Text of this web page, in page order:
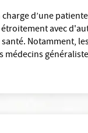
d’une
avec
Notamment,
médecins